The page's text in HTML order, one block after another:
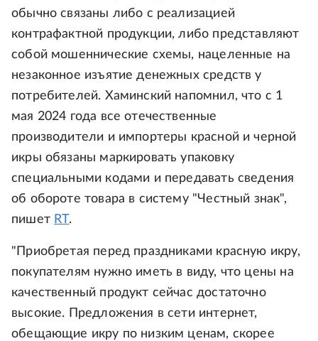
обычно связаны либо с реализацией
контрафактной продукции, либо представляют
собой мошеннические схемы, нацеленные на
незаконное изъятие денежных средств у
потребителей. Хаминский напомнил, что с 1
мая 2024 года все отечественные
производители и импортеры красной и черной
икры обязаны маркировать упаковку
специальными кодами и передавать сведения
об обороте товара в систему "Честный знак",
пишет RT.
"Приобретая перед праздниками красную икру,
покупателям нужно иметь в виду, что цены на
качественный продукт сейчас достаточно
высокие. Предложения в сети интернет,
обещающие икру по низким ценам, скорее